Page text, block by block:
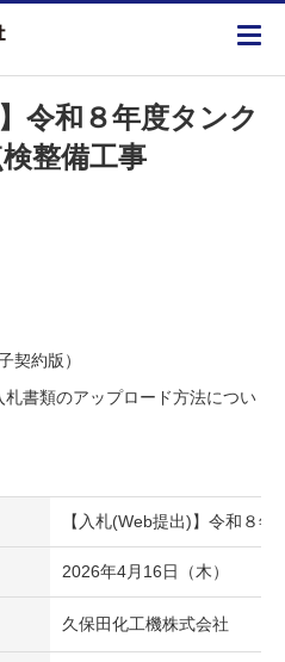
令和８年度タンク
整備工事
契約版）
書類のアップロード方法につい
【入札(Web提出)】令和８
2026年4月16日（木）
久保田化工機株式会社